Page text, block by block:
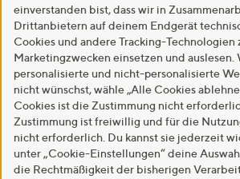
einverstanden bist, dass wir in
Drittanbietern auf deinem Endgerät
Cookies und andere Tracking-Technologien
Marketingzwecken einsetzen und
personalisierte und nicht-personalisierte
nicht wünschst, wähle „Alle Cookies
Cookies ist die Zustimmung nicht
Zustimmung ist freiwillig und für die
nicht erforderlich. Du kannst sie jederzeit
unter „Cookie-Einstellungen“ deine
die Rechtmäßigkeit der bisherigen